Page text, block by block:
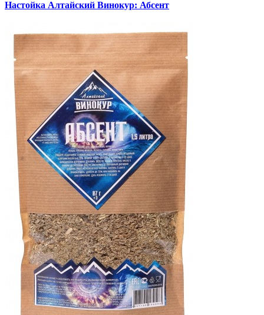
Настойка Алтайский Винокур: Абсент